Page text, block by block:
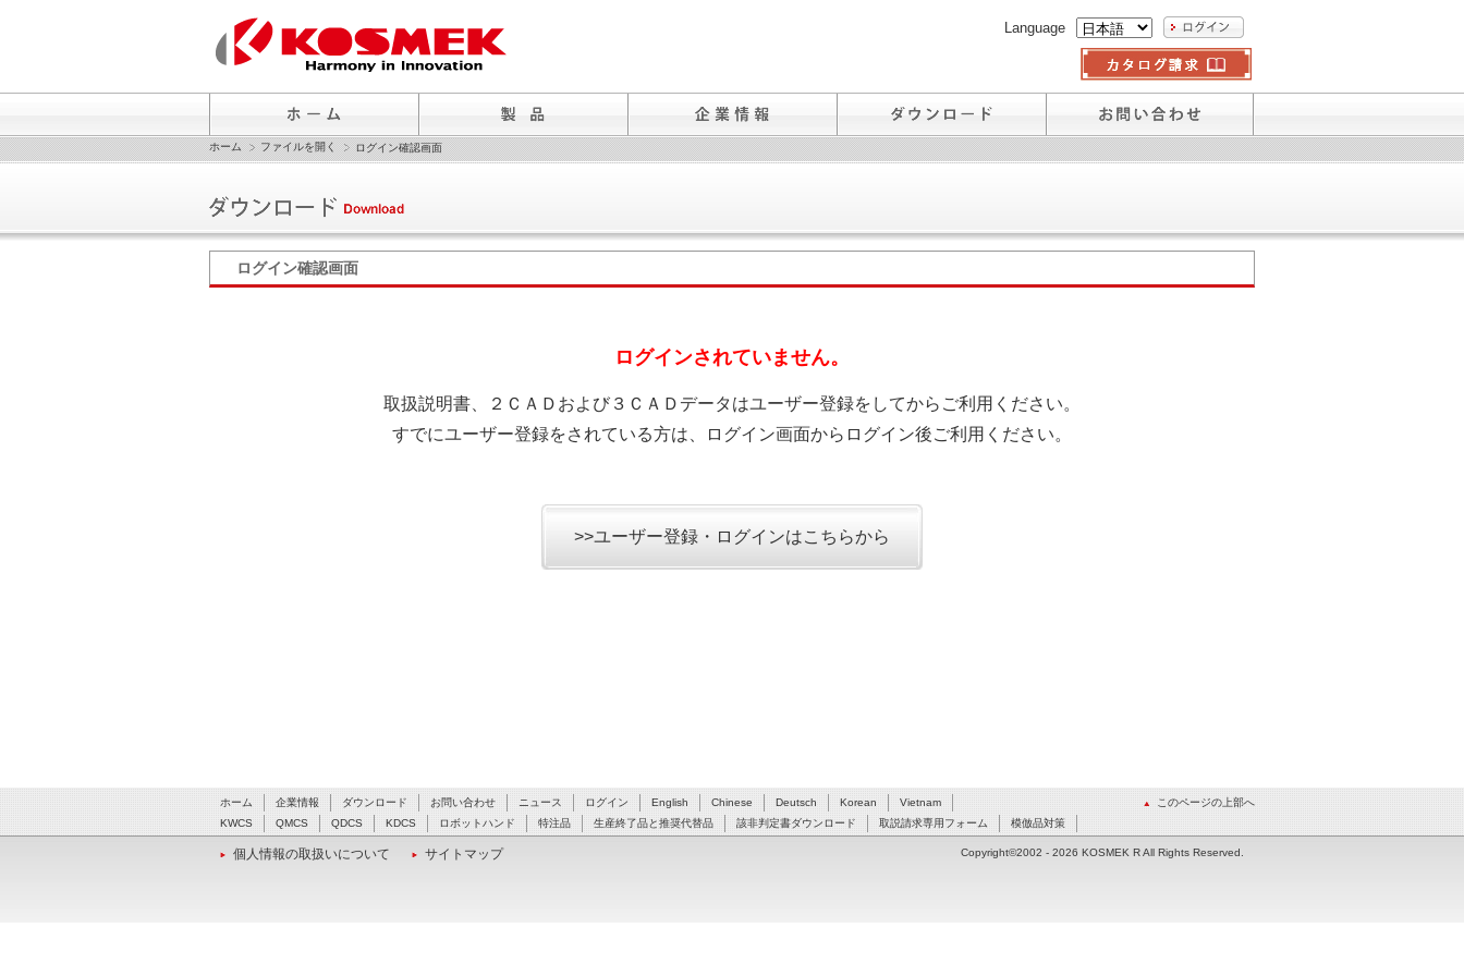
Language
ホーム ファイルを開く ログイン確認画面
ログイン確認画面
ログインされていません。
取扱説明書、２ＣＡＤおよび３ＣＡＤデータはユーザー登録をしてからご利用ください。
すでにユーザー登録をされている方は、ログイン画面からログイン後ご利用ください。
>>ユーザー登録・ログインはこちらから
このページの上部へ
ホーム 企業情報 ダウンロード お問い合わせ ニュース ログイン English Chinese Deutsch Korean
Vietnam
KWCS
QMCS QDCS KDCS ロボットハンド 特注品 生産終了品と推奨代替品 該非判定書ダウンロード 取説請求専用フォーム 模倣品対策
個人情報の取扱いについて サイトマップ Copyright©2002 - 2026 KOSMEK R All Rights Reserved.